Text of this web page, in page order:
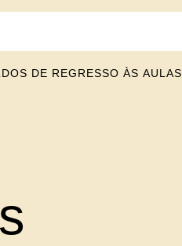
DE REGRESSO ÀS AULAS